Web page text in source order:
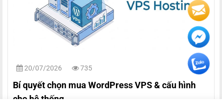
20/07/2026 735
Bí quyết chọn mua WordPress VPS & cấu hình
cho hệ thống